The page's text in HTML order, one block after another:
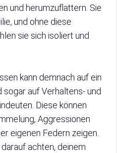
und herumzuflattern. Sie
und ohne diese
sie sich isoliert und
kann demnach auf ein
auf Verhaltens- und
Diese können
Aggressionen
eigenen Federn zeigen.
achten, deinem